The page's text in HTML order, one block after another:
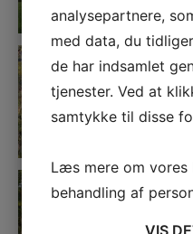
analysepartnere,
med data, du
de har indsamlet
tjenester. Ved at
samtykke til disse
Læs mere om
behandling af
VIS